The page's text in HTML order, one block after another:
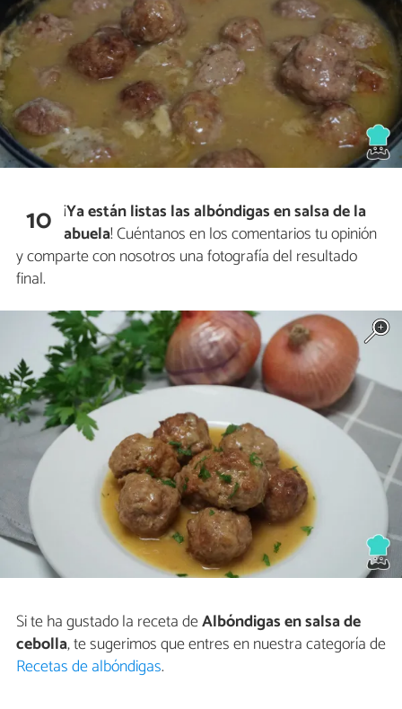
10 ¡Ya están listas las albóndigas en salsa de la
abuela! Cuéntanos en los comentarios tu opinión
y comparte con nosotros una fotografía del resultado
final.
Si te ha gustado la receta deAlbóndigas en salsa de
cebolla, te sugerimos que entres en nuestra categoría de
Recetas de albóndigas.